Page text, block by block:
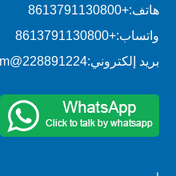
هاتف:+8613791130800
واتساب:+8613791130800
بريد إلكتروني:228891224@qq.com